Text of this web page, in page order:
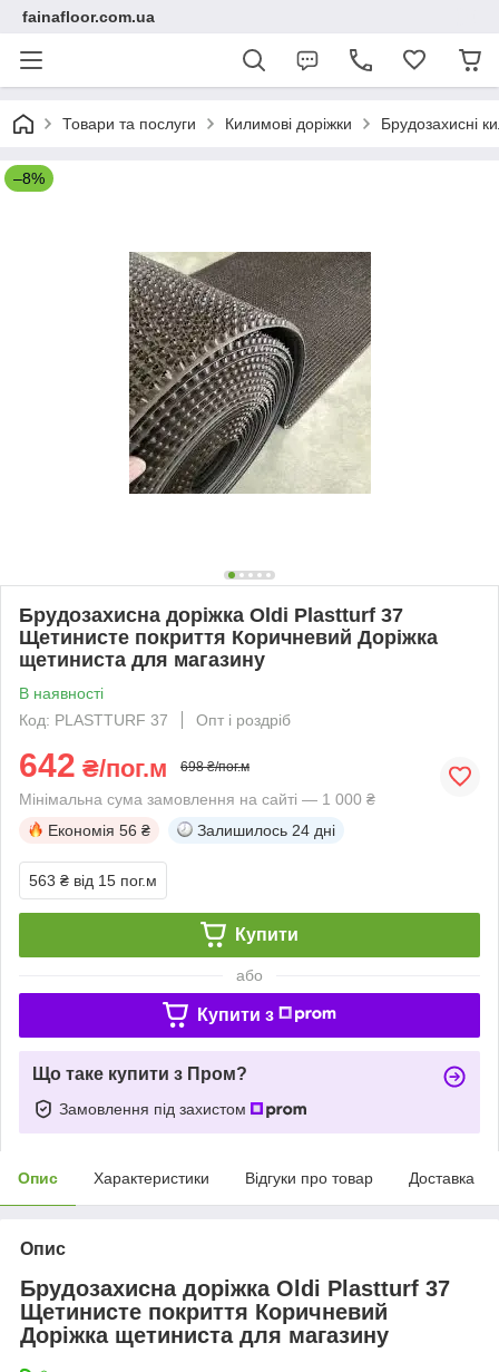
fainafloor.com.ua
Товари та послуги Килимові доріжки Брудозахисні
–8%
Брудозахисна доріжка Oldi Plastturf 37
Щетинисте покриття Коричневий Доріжка
щетиниста для магазину
В наявності
Код: PLASTTURF 37
Опт і роздріб
642 ₴/пог.м 698 ₴/пог.м
Мінімальна сума замовлення на сайті — 1 000 ₴
Економія 56 ₴ Залишилось 24 дні
563 ₴ від 15 пог.м
Купити
або
Купити з
Що таке купити з Пром?
Замовлення під захистом
Опис Характеристики Відгуки про товар Доставка
Опис
Брудозахисна доріжка Oldi Plastturf 37
Щетинисте покриття Коричневий
Доріжка щетиниста для магазину